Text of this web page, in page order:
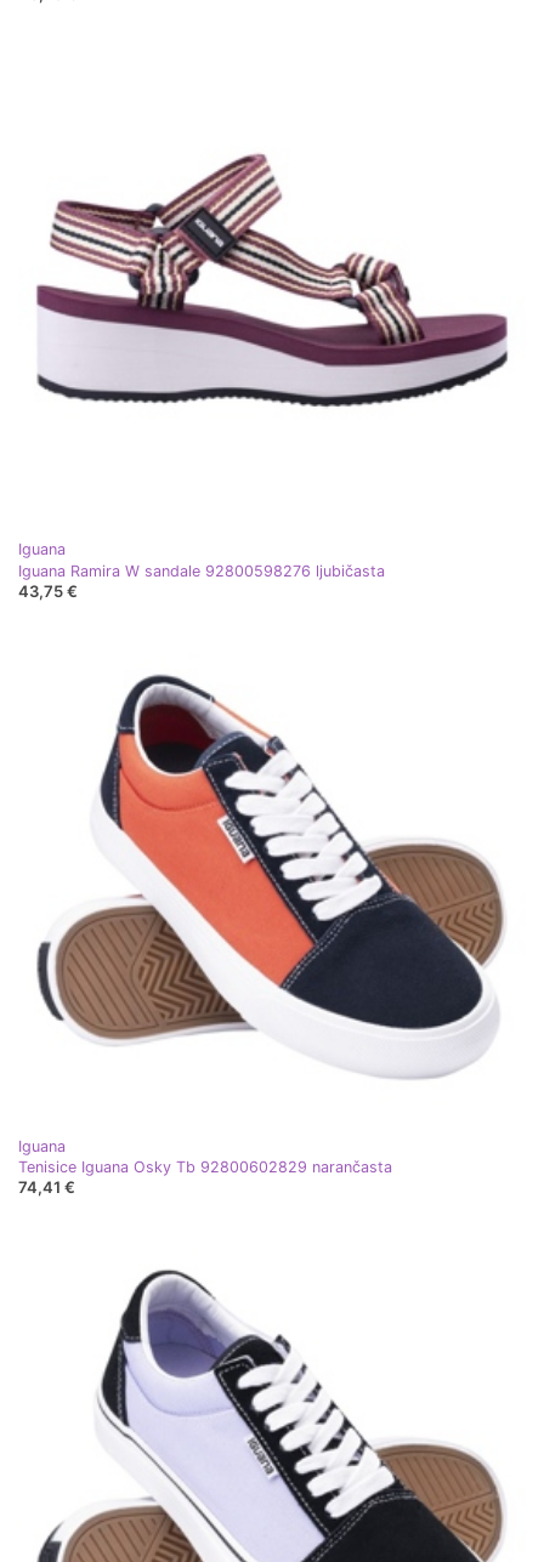
Iguana
Iguana Ramira W sandale 92800598276 ljubičasta
43,75 €
Iguana
Tenisice Iguana Osky Tb 92800602829 narančasta
74,41 €